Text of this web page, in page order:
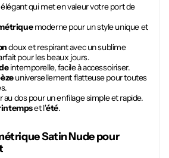
qui met en valeur votre port de
moderne pour un style unique et
doux et respirant avec un sublime
pour les beaux jours.
intemporelle, facile à accessoiriser.
universellement flatteuse pour toutes
au dos pour un enfilage simple et rapide.
et l'été.
Satin Nudepour